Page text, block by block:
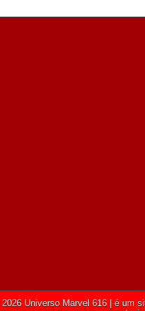
2026 Universo Marvel 616 | é um